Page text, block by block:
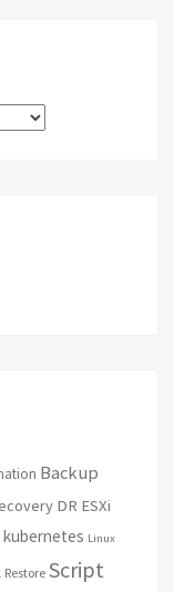
Backup
DR ESXi
kubernetes Linux
Restore Script